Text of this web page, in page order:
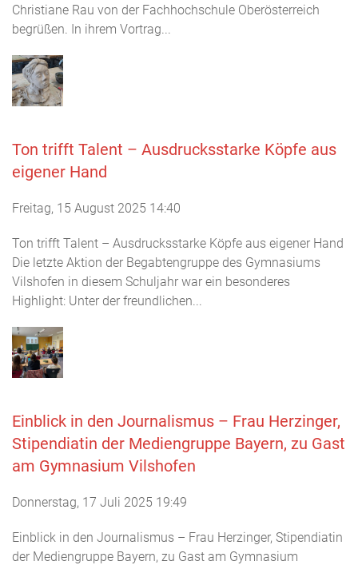
Christiane Rau von der Fachhochschule Oberösterreich
begrüßen. In ihrem Vortrag...
Ton trifft Talent – Ausdrucksstarke Köpfe aus
eigener Hand
Freitag, 15 August 2025 14:40
Ton trifft Talent – Ausdrucksstarke Köpfe aus eigener Hand
Die letzte Aktion der Begabtengruppe des Gymnasiums
Vilshofen in diesem Schuljahr war ein besonderes
Highlight: Unter der freundlichen...
Einblick in den Journalismus – Frau Herzinger,
Stipendiatin der Mediengruppe Bayern, zu Gast
am Gymnasium Vilshofen
Donnerstag, 17 Juli 2025 19:49
Einblick in den Journalismus – Frau Herzinger, Stipendiatin
der Mediengruppe Bayern, zu Gast am Gymnasium